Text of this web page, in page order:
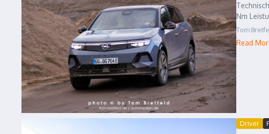
Nm
Tom
Read
Driver